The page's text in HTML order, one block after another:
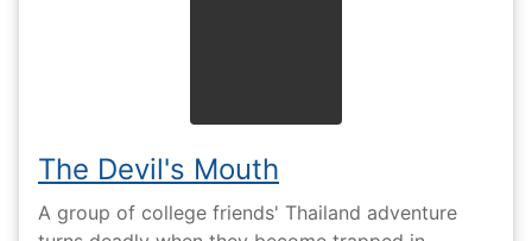
The Devil's Mouth
A group of college friends' Thailand adventure